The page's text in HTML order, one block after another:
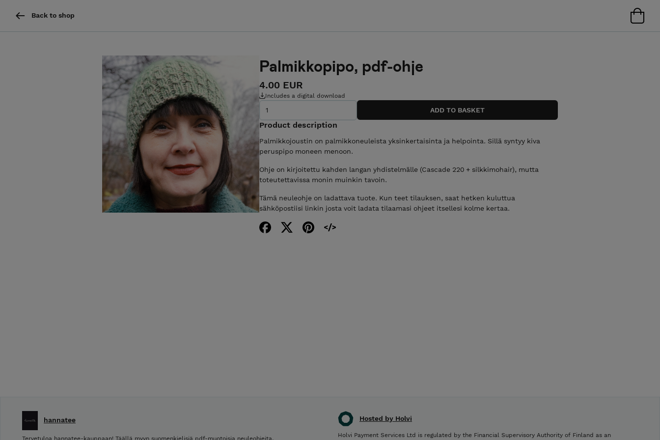
Back to shop
Palmikkopipo, pdf-ohje
4.00 EUR
Includes a digital download
Product description
Palmikkojoustin on palmikkoneuleista yksinkertaisinta ja helpointa. Sillä syntyy kiva
peruspipo moneen menoon.
Ohje on kirjoitettu kahden langan yhdistelmälle (Cascade 220 + silkkimohair), mutta
toteutettavissa monin muinkin tavoin.
Tämä neuleohje on ladattava tuote. Kun teet tilauksen, saat hetken kuluttua
sähköpostiisi linkin josta voit ladata tilaamasi ohjeet itsellesi kolme kertaa.
Hosted by Holvi
Holvi Payment Services Ltd is regulated by the Financial Supervisory Authority of Finland as an
hannatee
Tervetuloa hannatee-kauppaan! Täällä myyn suomenkielisiä pdf-muotoisia neuleohjeita.